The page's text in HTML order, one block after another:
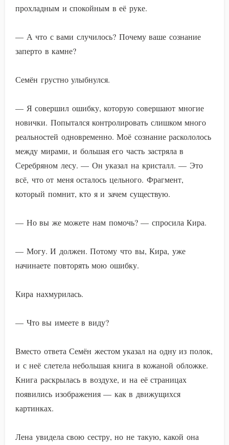
прохладным и спокойным в её руке.
— А что с вами случилось? Почему ваше сознание
заперто в камне?
Семён грустно улыбнулся.
— Я совершил ошибку, которую совершают многие
новички. Попытался контролировать слишком много
реальностей одновременно. Моё сознание раскололось
между мирами, и большая его часть застряла в
Серебряном лесу. — Он указал на кристалл. — Это
всё, что от меня осталось цельного. Фрагмент,
который помнит, кто я и зачем существую.
— Но вы же можете нам помочь? — спросила Кира.
— Могу. И должен. Потому что вы, Кира, уже
начинаете повторять мою ошибку.
Кира нахмурилась.
— Что вы имеете в виду?
Вместо ответа Семён жестом указал на одну из полок,
и с неё слетела небольшая книга в кожаной обложке.
Книга раскрылась в воздухе, и на её страницах
появились изображения — как в движущихся
картинках.
Лена увидела свою сестру, но не такую, какой она